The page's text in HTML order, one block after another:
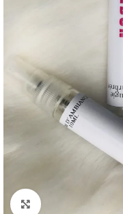
Click to enlarge